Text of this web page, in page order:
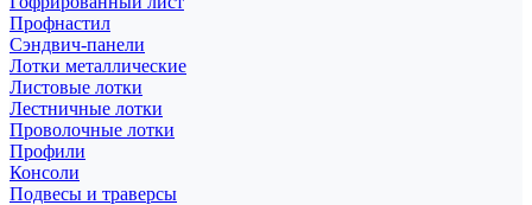
Профнастил
Сэндвич-панели
Лотки металлические
Листовые лотки
Лестничные лотки
Проволочные лотки
Профили
Консоли
Подвесы и траверсы